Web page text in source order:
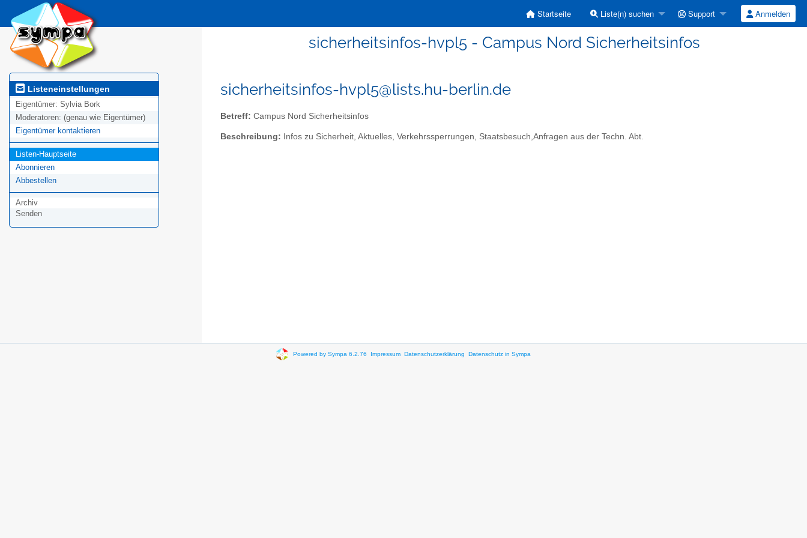
Startseite Liste(n) suchen Support Anmelden
sicherheitsinfos-hvpl5 - Campus Nord Sicherheitsinfos
Listeneinstellungen
Eigentümer: Sylvia Bork
Moderatoren: (genau wie Eigentümer)
Eigentümer kontaktieren
Listen-Hauptseite
Abonnieren
Abbestellen
Archiv
Senden
sicherheitsinfos-hvpl5@lists.hu-berlin.de
Betreff: Campus Nord Sicherheitsinfos
Beschreibung: Infos zu Sicherheit, Aktuelles, Verkehrssperrungen, Staatsbesuch,Anfragen aus der Techn. Abt.
Powered by Sympa 6.2.76 Impressum Datenschutzerklärung Datenschutz in Sympa